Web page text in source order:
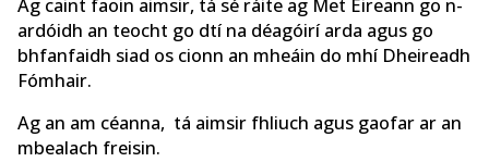
Ag caint faoin aimsir, tá sé ráite ag Met Éireann go n-
ardóidh an teocht go dtí na déagóirí arda agus go
bhfanfaidh siad os cionn an mheáin do mhí Dheireadh
Fómhair.
Ag an am céanna, tá aimsir fhliuch agus gaofar ar an
mbealach freisin.